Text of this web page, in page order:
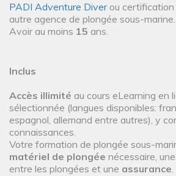
PADI Adventure Diverou certification
autre agence de plongée sous-marine.
Avoir au moins 15 ans.
Inclus
Accès illimité au cours eLearning en
sélectionnée (langues disponibles:
espagnol, allemand entre autres), y
connaissances.
Votre formation de plongée sous-
matériel de plongée nécessaire, une
entre les plongées et une assurance.